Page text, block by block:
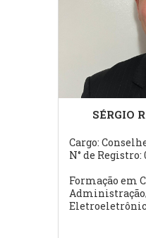
SÉRGIO
Cargo:
N° de Registro:
Formação em
Administração/